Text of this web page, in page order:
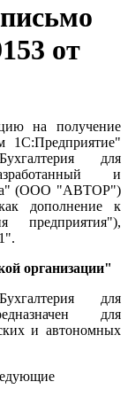
от
на получение
1С:Предприятие"
для
и
(ООО "АВТОР")
дополнение к
предприятия"),
организации"
для
для
и автономных